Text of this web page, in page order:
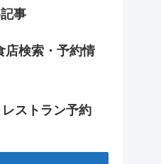
事
店検索・予約情
ストラン予約